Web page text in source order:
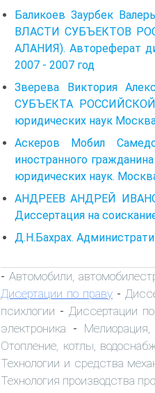
Баликоев Заурбек
ВЛАСТИ СУБЪЕКТОВ
АЛАНИЯ). Автореферат
2007 - 2007 год
Зверева Виктория
СУБЪЕКТА РОССИЙСКОЙ
юридических наук
Аскеров Мобил
иностранного
юридических наук.
АНДРЕЕВ АНДРЕЙ
Диссертация на
Д.Н.Бахрах.
- Автомобили,
Дисертации по праву-
психлогии - Диссертации
электроника -
Отопление, котлы,
Технологии и средства
Технология производства